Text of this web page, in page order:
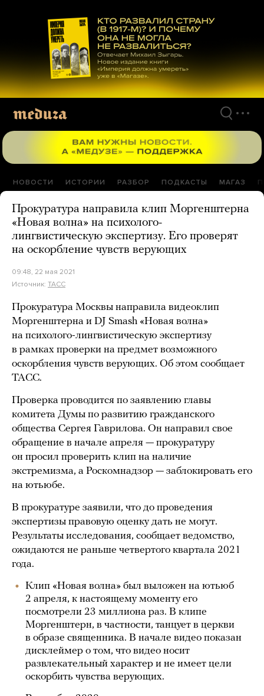
материалам
НОВОСТИ ИСТОРИИ РАЗБОР ПОДКАСТЫ МАГАЗ
Прокуратура направила клип Моргенштерна
«Новая волна» на психолого-
лингвистическую экспертизу. Его проверят
на оскорбление чувств верующих
09:48, 22 мая 2021
Источник: ТАСС
Прокуратура Москвы направила видеоклип
Моргенштерна и DJ Smash «Новая волна»
на психолого-лингвистическую экспертизу
в рамках проверки на предмет возможного
оскорбления чувств верующих. Об этом сообщает
ТАСС.
Проверка проводится по заявлению главы
комитета Думы по развитию гражданского
общества Сергея Гаврилова. Он направил свое
обращение в начале апреля — прокуратуру
он просил проверить клип на наличие
экстремизма, а Роскомнадзор — заблокировать его
на ютьюбе.
В прокуратуре заявили, что до проведения
экспертизы правовую оценку дать не могут.
Результаты исследования, сообщает ведомство,
ожидаются не раньше четвертого квартала 2021
года.
Клип «Новая волна» был выложен на ютьюб
2 апреля, к настоящему моменту его
посмотрели 23 миллиона раз. В клипе
Моргенштерн, в частности, танцует в церкви
в образе священника. В начале видео показан
дисклеймер о том, что видео носит
развлекательный характер и не имеет цели
оскорбить чувства верующих.